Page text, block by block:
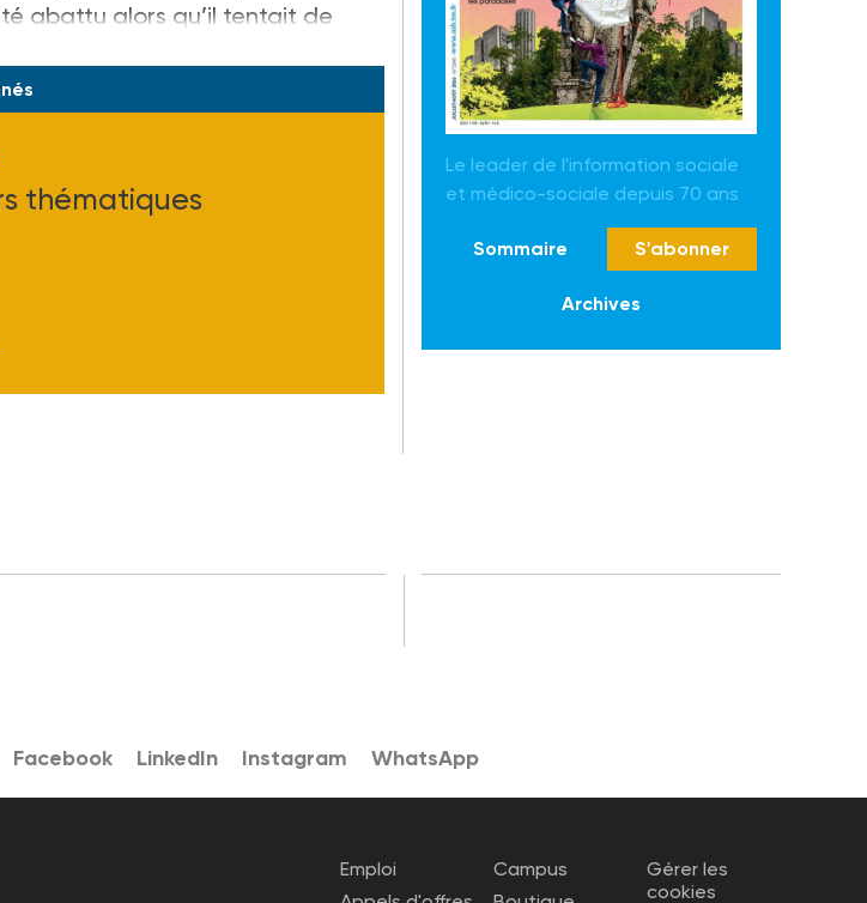
abattu alors qu’il tentait de
thématiques
Le leader de l'information sociale
et médico-sociale depuis 70 ans
Sommaire S'abonner
Archives
Facebook LinkedIn Instagram WhatsApp
Emploi
Campus
Gérer les
cookies